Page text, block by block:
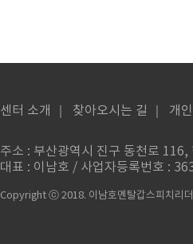
센터 소개 찾아오시는 길 개
주소 : 부산광역시 진구 동천로
대표 : 이남호 / 사업자등록번호 :
Copyright ⓒ 2018. 이남호멘탈갑스피치리